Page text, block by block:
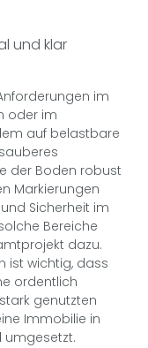
und klar
im
oder im
auf belastbare
der Boden robust
Markierungen
Sicherheit im
Bereiche
dazu.
ist wichtig, dass
ordentlich
genutzten
Immobilie in
umgesetzt.